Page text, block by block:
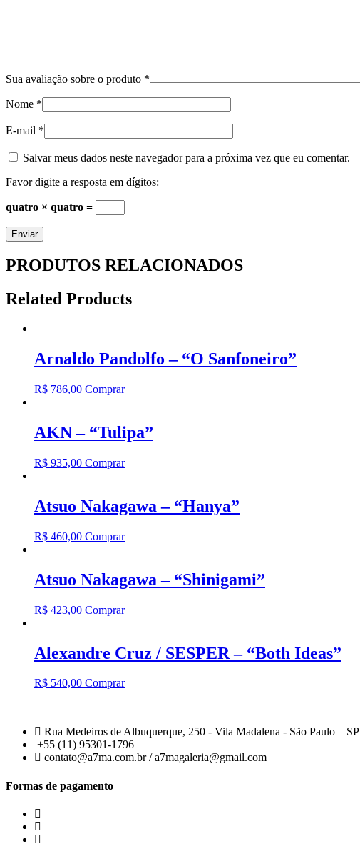
Sua avaliação sobre o produto *
Nome *
E-mail *
Salvar meus dados neste navegador para a próxima vez que eu comentar.
Favor digite a resposta em dígitos:
quatro × quatro =
PRODUTOS RELACIONADOS
Related Products
Arnaldo Pandolfo – “O Sanfoneiro”
R$ 786,00 Comprar
AKN – “Tulipa”
R$ 935,00 Comprar
Atsuo Nakagawa – “Hanya”
R$ 460,00 Comprar
Atsuo Nakagawa – “Shinigami”
R$ 423,00 Comprar
Alexandre Cruz / SESPER – “Both Ideas”
R$ 540,00 Comprar
Rua Medeiros de Albuquerque, 250 - Vila Madalena - São Paulo – SP
+55 (11) 95301-1796
contato@a7ma.com.br / a7magaleria@gmail.com
Formas de pagamento